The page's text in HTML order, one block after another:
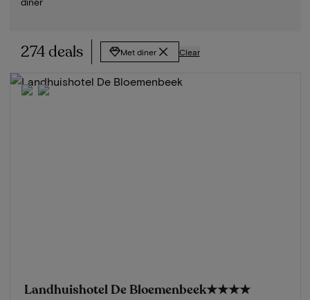
274 deals Met diner Clear
Landhuishotel De Bloemenbeek★★★★